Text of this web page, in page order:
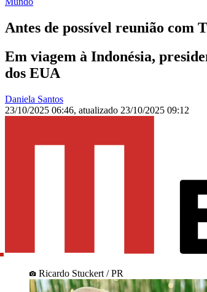
Antes de possível reunião com
Em viagem à Indonésia,
dos EUA
Daniela Santos
23/10/2025 06:46, atualizado 23/10/2025 09:12
Ricardo Stuckert / PR